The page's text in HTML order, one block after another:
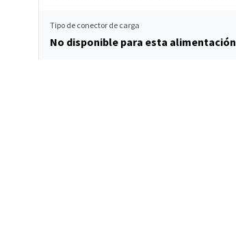
Tipo de conector de carga
No disponible para esta alimentación